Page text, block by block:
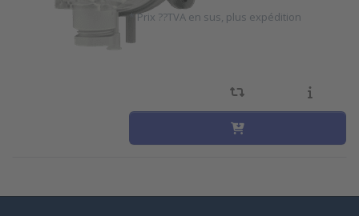
* Prix ??TVA en sus, plus expédition